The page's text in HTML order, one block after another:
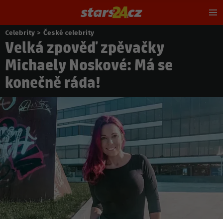
Nacházíte
se
zde:
Celebrity > České celebrity
Velká zpověď zpěvačky
Michaely Noskové: Má se
konečně ráda!